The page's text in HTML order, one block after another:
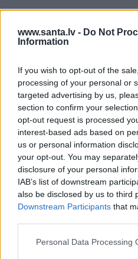
www.santa.lv - Do Not
Information
If you wish to opt-out of the
processing of your personal or
targeted advertising by us,
section to confirm your
opt-out request is processed
interest-based ads based on
us or personal information
your opt-out. You may
disclosure of your personal
IAB’s list of downstream
also be disclosed by us to third
Downstream Participants that
Personal Data Processing
VESELĪBA
Brūsa Vilisa sieva atklāj,
par ko šovasar jutusies
vainīga sava slimā vīra
priekšā
ATTIECĪBAS